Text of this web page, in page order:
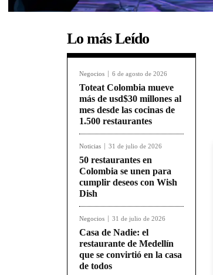
Lo más Leído
Negocios 6 de agosto de 2026
Toteat Colombia mueve
más de usd$30 millones al
mes desde las cocinas de
1.500 restaurantes
Noticias 31 de julio de 2026
50 restaurantes en
Colombia se unen para
cumplir deseos con Wish
Dish
Negocios 31 de julio de 2026
Casa de Nadie: el
restaurante de Medellín
que se convirtió en la casa
de todos